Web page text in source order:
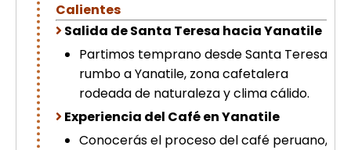
Calientes
Salida de Santa Teresa hacia Yanatile
Partimos temprano desde Santa Teresa
rumbo a Yanatile, zona cafetalera
rodeada de naturaleza y clima cálido.
Experiencia del Café en Yanatile
Conocerás el proceso del café peruano,